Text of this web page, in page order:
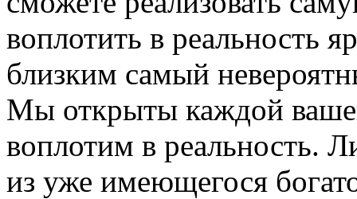
воплотить в реальность
близким самый
Мы открыты каждой
воплотим в реальность.
из уже имеющегося